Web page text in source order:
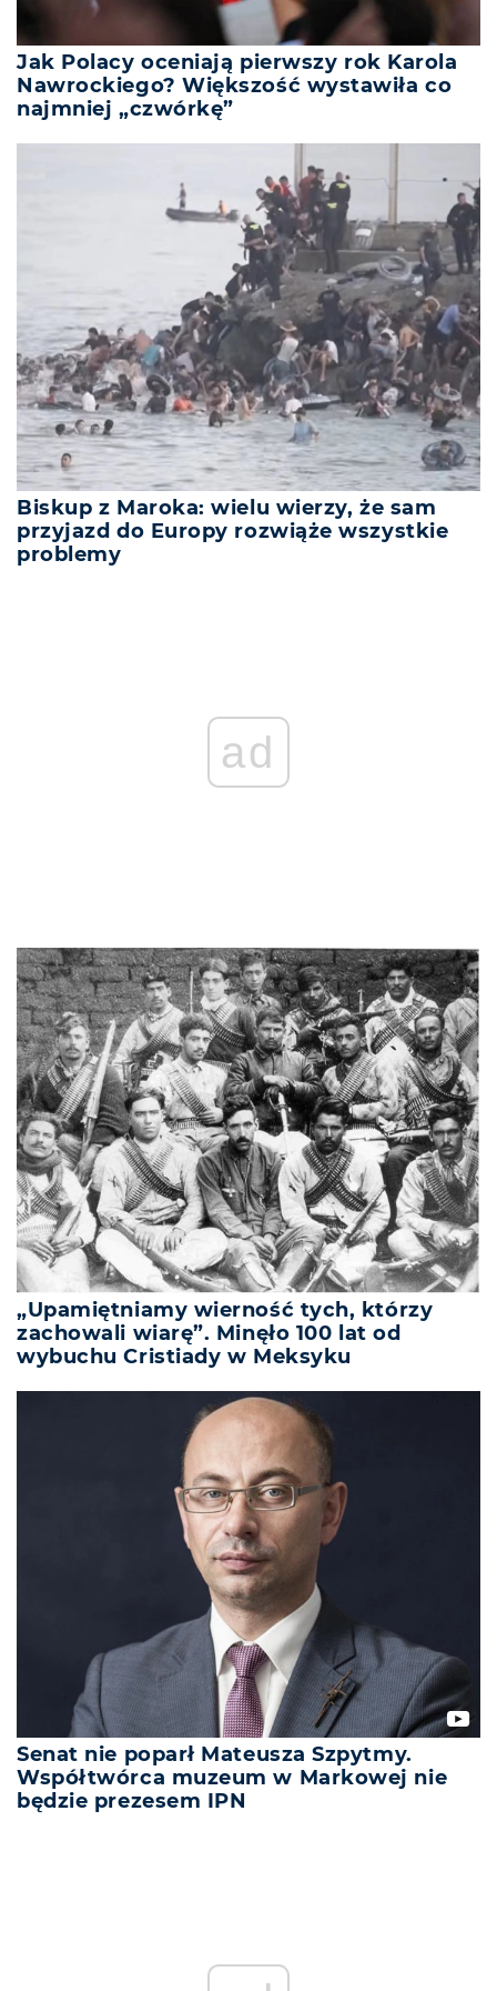
Jak Polacy oceniają pierwszy rok Karola
Nawrockiego? Większość wystawiła co
najmniej „czwórkę”
Biskup z Maroka: wielu wierzy, że sam
przyjazd do Europy rozwiąże wszystkie
problemy
ad
„Upamiętniamy wierność tych, którzy
zachowali wiarę”. Minęło 100 lat od
wybuchu Cristiady w Meksyku
Senat nie poparł Mateusza Szpytmy.
Współtwórca muzeum w Markowej nie
będzie prezesem IPN